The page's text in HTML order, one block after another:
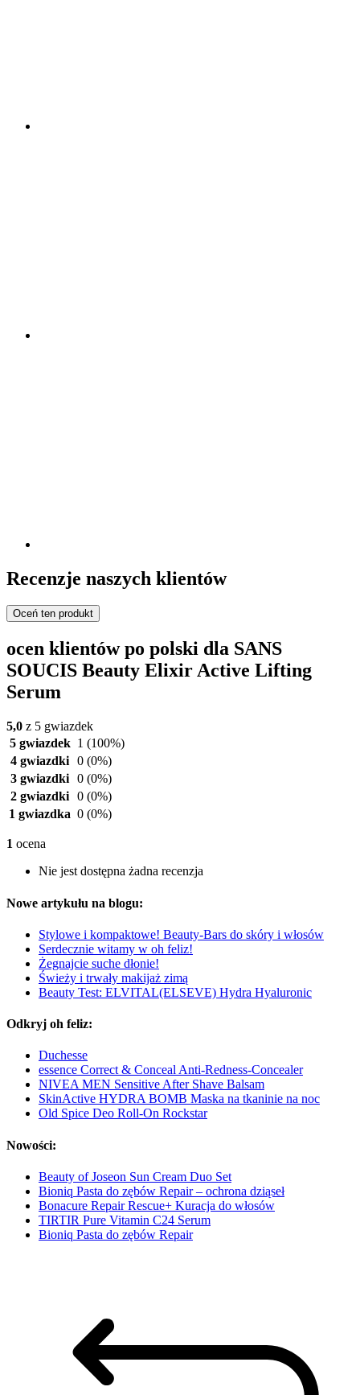
Recenzje naszych klientów
Oceń ten produkt
ocen klientów po polski dla SANS
SOUCIS Beauty Elixir Active Lifting
Serum
5,0 z 5 gwiazdek
5 gwiazdek 1 (100%)
4 gwiazdki 0 (0%)
3 gwiazdki 0 (0%)
2 gwiazdki 0 (0%)
1 gwiazdka 0 (0%)
1 ocena
Nie jest dostępna żadna recenzja
Nowe artykułu na blogu:
Stylowe i kompaktowe! Beauty-Bars do skóry i włosów
Serdecznie witamy w oh feliz!
Żegnajcie suche dłonie!
Świeży i trwały makijaż zimą
Beauty Test: ELVITAL(ELSEVE) Hydra Hyaluronic
Odkryj oh feliz:
Duchesse
essence Correct & Conceal Anti-Redness-Concealer
NIVEA MEN Sensitive After Shave Balsam
SkinActive HYDRA BOMB Maska na tkaninie na noc
Old Spice Deo Roll-On Rockstar
Nowości:
Beauty of Joseon Sun Cream Duo Set
Bioniq Pasta do zębów Repair – ochrona dziąseł
Bonacure Repair Rescue+ Kuracja do włosów
TIRTIR Pure Vitamin C24 Serum
Bioniq Pasta do zębów Repair